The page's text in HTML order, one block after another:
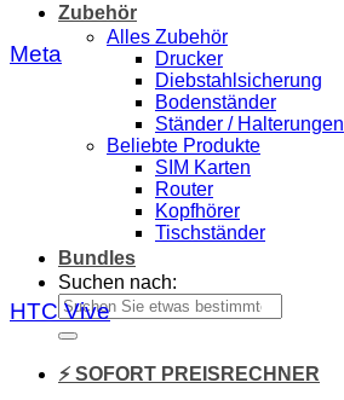
Zubehör
Alles Zubehör
Drucker
Diebstahlsicherung
Bodenständer
Ständer / Halterungen
Beliebte Produkte
SIM Karten
Router
Kopfhörer
Tischständer
Bundles
Suchen nach:
⚡ SOFORT PREISRECHNER
Meta
HTC Vive